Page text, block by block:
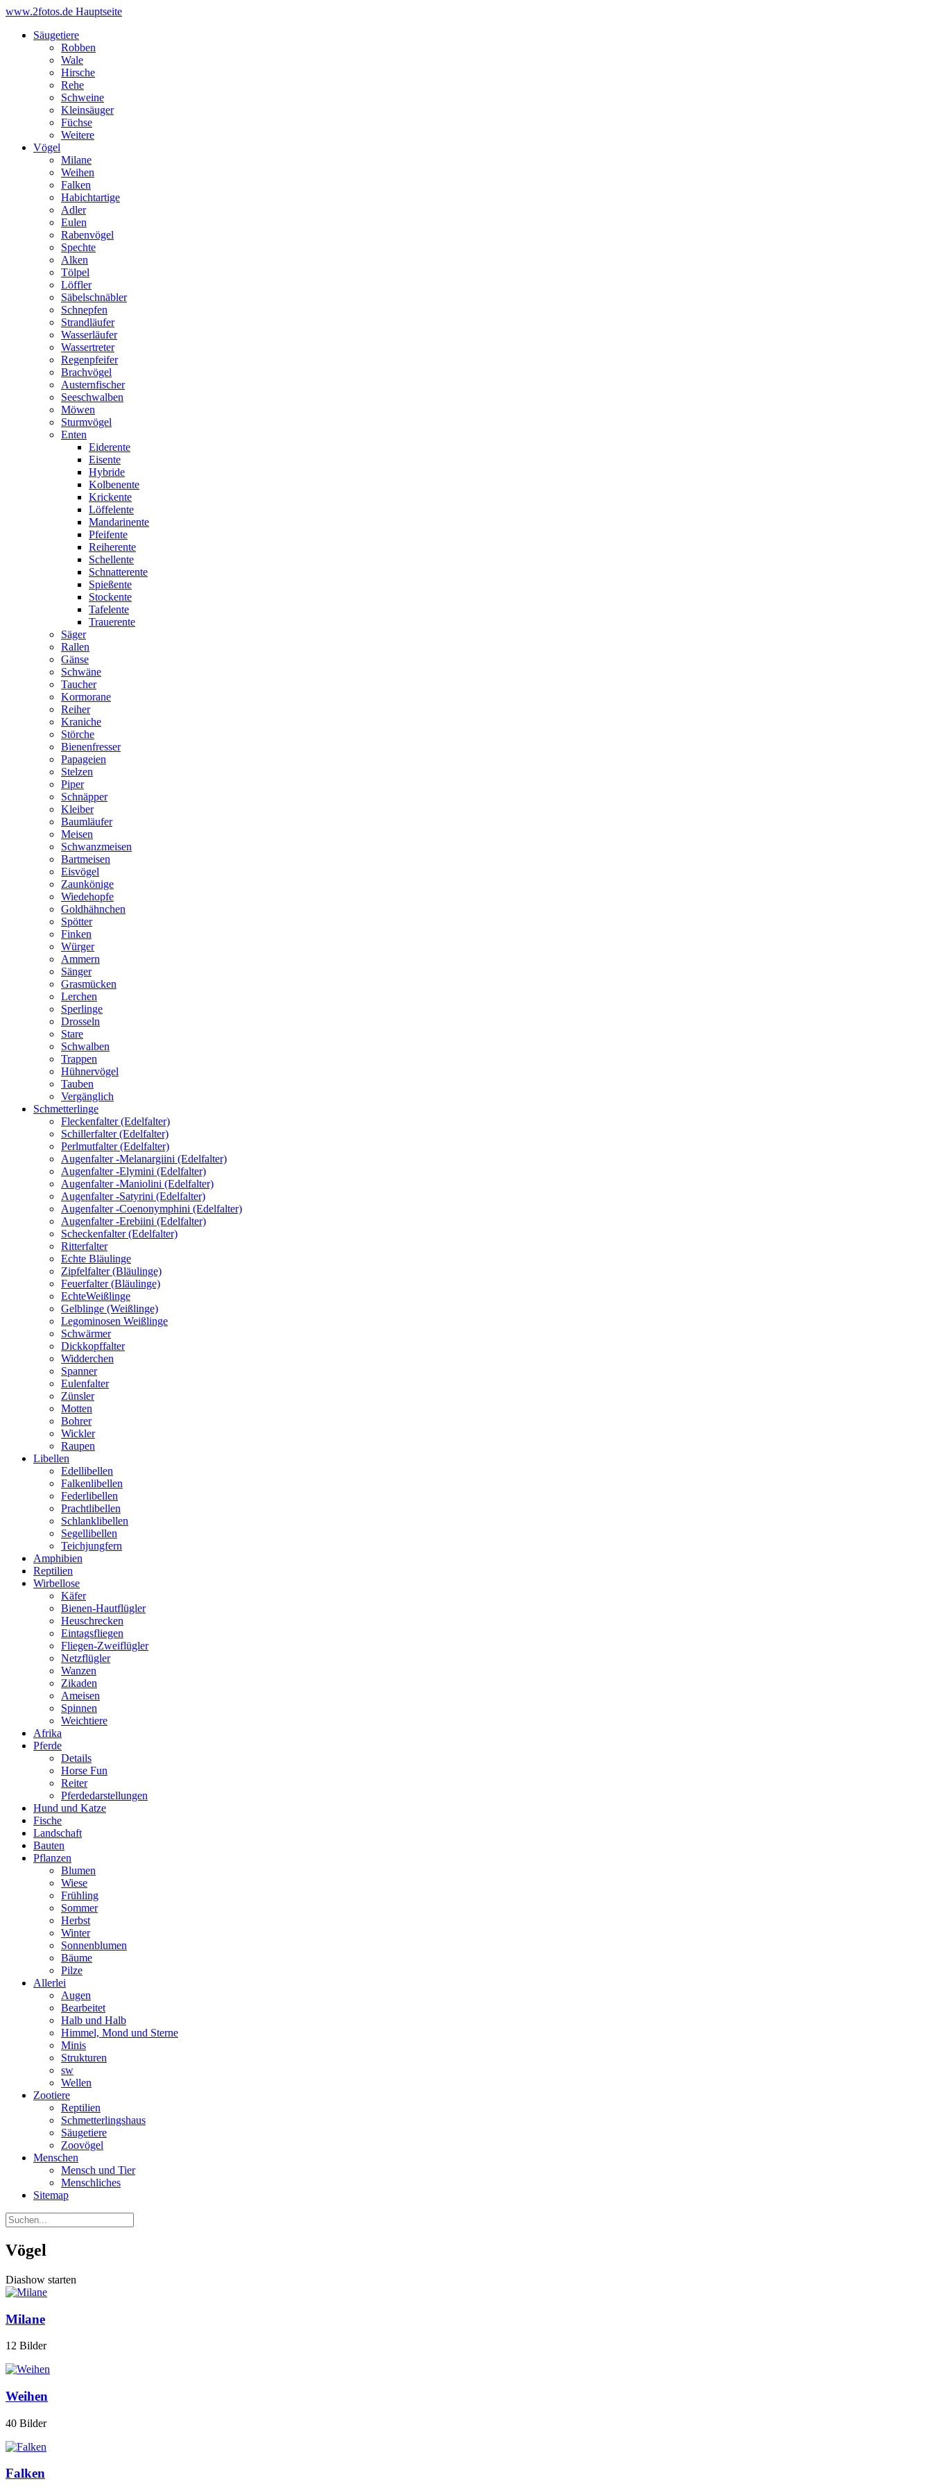
www.2fotos.de Hauptseite
Säugetiere
Robben
Wale
Hirsche
Rehe
Schweine
Kleinsäuger
Füchse
Weitere
Vögel
Milane
Weihen
Falken
Habichtartige
Adler
Eulen
Rabenvögel
Spechte
Alken
Tölpel
Löffler
Säbelschnäbler
Schnepfen
Strandläufer
Wasserläufer
Wassertreter
Regenpfeifer
Brachvögel
Austernfischer
Seeschwalben
Möwen
Sturmvögel
Enten
Eiderente
Eisente
Hybride
Kolbenente
Krickente
Löffelente
Mandarinente
Pfeifente
Reiherente
Schellente
Schnatterente
Spießente
Stockente
Tafelente
Trauerente
Säger
Rallen
Gänse
Schwäne
Taucher
Kormorane
Reiher
Kraniche
Störche
Bienenfresser
Papageien
Stelzen
Piper
Schnäpper
Kleiber
Baumläufer
Meisen
Schwanzmeisen
Bartmeisen
Eisvögel
Zaunkönige
Wiedehopfe
Goldhähnchen
Spötter
Finken
Würger
Ammern
Sänger
Grasmücken
Lerchen
Sperlinge
Drosseln
Stare
Schwalben
Trappen
Hühnervögel
Tauben
Vergänglich
Schmetterlinge
Fleckenfalter (Edelfalter)
Schillerfalter (Edelfalter)
Perlmutfalter (Edelfalter)
Augenfalter -Melanargiini (Edelfalter)
Augenfalter -Elymini (Edelfalter)
Augenfalter -Maniolini (Edelfalter)
Augenfalter -Satyrini (Edelfalter)
Augenfalter -Coenonymphini (Edelfalter)
Augenfalter -Erebiini (Edelfalter)
Scheckenfalter (Edelfalter)
Ritterfalter
Echte Bläulinge
Zipfelfalter (Bläulinge)
Feuerfalter (Bläulinge)
EchteWeißlinge
Gelblinge (Weißlinge)
Legominosen Weißlinge
Schwärmer
Dickkopffalter
Widderchen
Spanner
Eulenfalter
Zünsler
Motten
Bohrer
Wickler
Raupen
Libellen
Edellibellen
Falkenlibellen
Federlibellen
Prachtlibellen
Schlanklibellen
Segellibellen
Teichjungfern
Amphibien
Reptilien
Wirbellose
Käfer
Bienen-Hautflügler
Heuschrecken
Eintagsfliegen
Fliegen-Zweiflügler
Netzflügler
Wanzen
Zikaden
Ameisen
Spinnen
Weichtiere
Afrika
Pferde
Details
Horse Fun
Reiter
Pferdedarstellungen
Hund und Katze
Fische
Landschaft
Bauten
Pflanzen
Blumen
Wiese
Frühling
Sommer
Herbst
Winter
Sonnenblumen
Bäume
Pilze
Allerlei
Augen
Bearbeitet
Halb und Halb
Himmel, Mond und Sterne
Minis
Strukturen
sw
Wellen
Zootiere
Reptilien
Schmetterlingshaus
Säugetiere
Zoovögel
Menschen
Mensch und Tier
Menschliches
Sitemap
Vögel
Diashow starten
Milane
12 Bilder
Weihen
40 Bilder
Falken